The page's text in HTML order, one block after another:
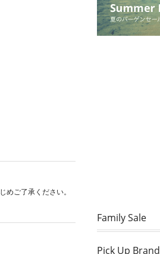
ご了承ください。
Family Sale
Pick Up Brand